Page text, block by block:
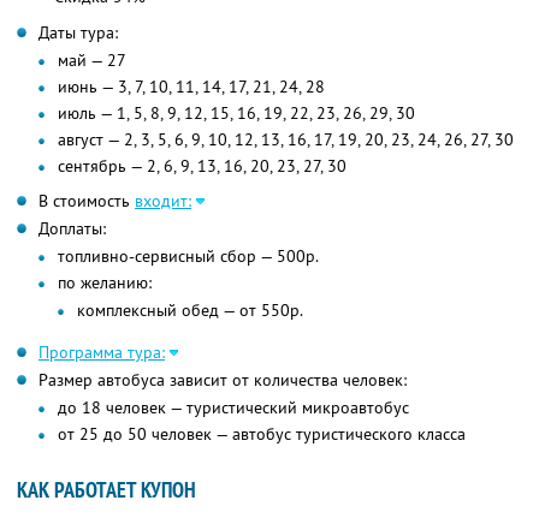
Даты тура:
май — 27
июнь — 3, 7, 10, 11, 14, 17, 21, 24, 28
июль — 1, 5, 8, 9, 12, 15, 16, 19, 22, 23, 26, 29, 30
август — 2, 3, 5, 6, 9, 10, 12, 13, 16, 17, 19, 20, 23, 24, 26, 27, 30
сентябрь — 2, 6, 9, 13, 16, 20, 23, 27, 30
В стоимость входит:
Доплаты:
топливно-сервисный сбор — 500р.
по желанию:
комплексный обед — от 550р.
Программа тура:
Размер автобуса зависит от количества человек:
до 18 человек — туристический микроавтобус
от 25 до 50 человек — автобус туристического класса
КАК РАБОТАЕТ КУПОН